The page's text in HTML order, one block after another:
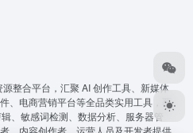
整合平台，汇聚 AI 创作工具、新媒体
、电商营销平台等全品类实用工具，覆
、敏感词检测、数据分析、服务器管
、内容创作者、运营人员及开发者提供